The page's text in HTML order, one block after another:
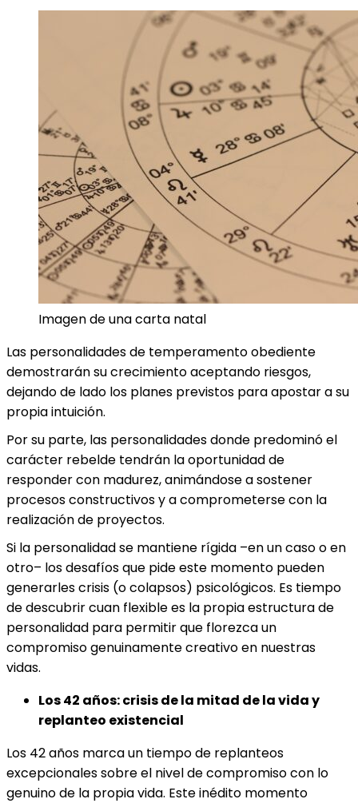
Imagen de una carta natal
Las personalidades de temperamento obediente
demostrarán su crecimiento aceptando riesgos,
dejando de lado los planes previstos para apostar a su
propia intuición.
Por su parte, las personalidades donde predominó el
carácter rebelde tendrán la oportunidad de
responder con madurez, animándose a sostener
procesos constructivos y a comprometerse con la
realización de proyectos.
Si la personalidad se mantiene rígida –en un caso o en
otro– los desafíos que pide este momento pueden
generarles crisis (o colapsos) psicológicos. Es tiempo
de descubrir cuan flexible es la propia estructura de
personalidad para permitir que florezca un
compromiso genuinamente creativo en nuestras
vidas.
Los 42 años: crisis de la mitad de la vida y
replanteo existencial
Los 42 años marca un tiempo de replanteos
excepcionales sobre el nivel de compromiso con lo
genuino de la propia vida. Este inédito momento